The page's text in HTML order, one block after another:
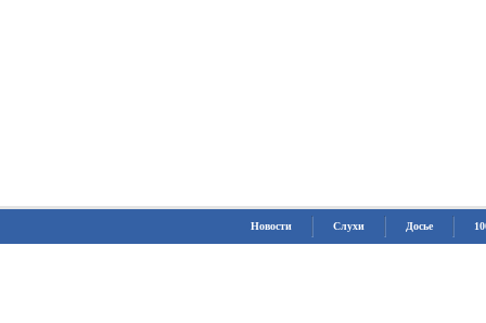
Новости Слухи Досье